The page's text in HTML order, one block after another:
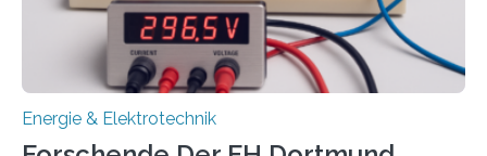
wissenschaftliche Erkenntnisse sollen rasch in die
Energie & Elektrotechnik